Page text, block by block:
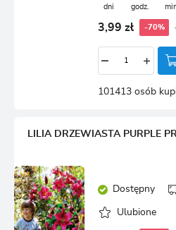
dni godz.
3,99 zł -70%
101413 osób
LILIA DRZEWIASTA PURPLE
Dostępny
Ulubione